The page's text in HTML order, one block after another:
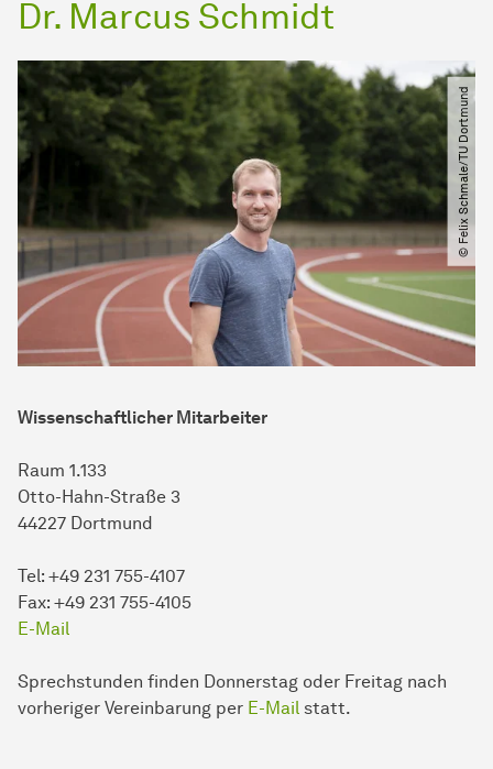
Dr. Marcus Schmidt
© Felix Schmale​/​TU Dortmund
Wissenschaftlicher Mitarbeiter
Raum 1.133
Otto-Hahn-Straße 3
44227 Dortmund
Tel: +49 231 755-4107
Fax: +49 231 755-4105
E-Mail
Sprechstunden finden Donnerstag oder Freitag nach
vorheriger Vereinbarung per E-Mail statt.